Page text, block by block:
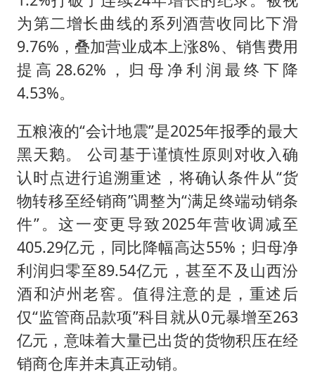
为第二增长曲线的系列酒营收同比下滑
9.76%，叠加营业成本上涨8%、销售费用
提高28.62%，归母净利润最终下降
4.53%。
五粮液的“会计地震”是2025年报季的最大
黑天鹅。 公司基于谨慎性原则对收入确
认时点进行追溯重述，将确认条件从“货
物转移至经销商”调整为“满足终端动销条
件”。这一变更导致2025年营收调减至
405.29亿元，同比降幅高达55%；归母净
利润归零至89.54亿元，甚至不及山西汾
酒和泸州老窖。值得注意的是，重述后
仅“监管商品款项”科目就从0元暴增至263
亿元，意味着大量已出货的货物积压在经
销商仓库并未真正动销。